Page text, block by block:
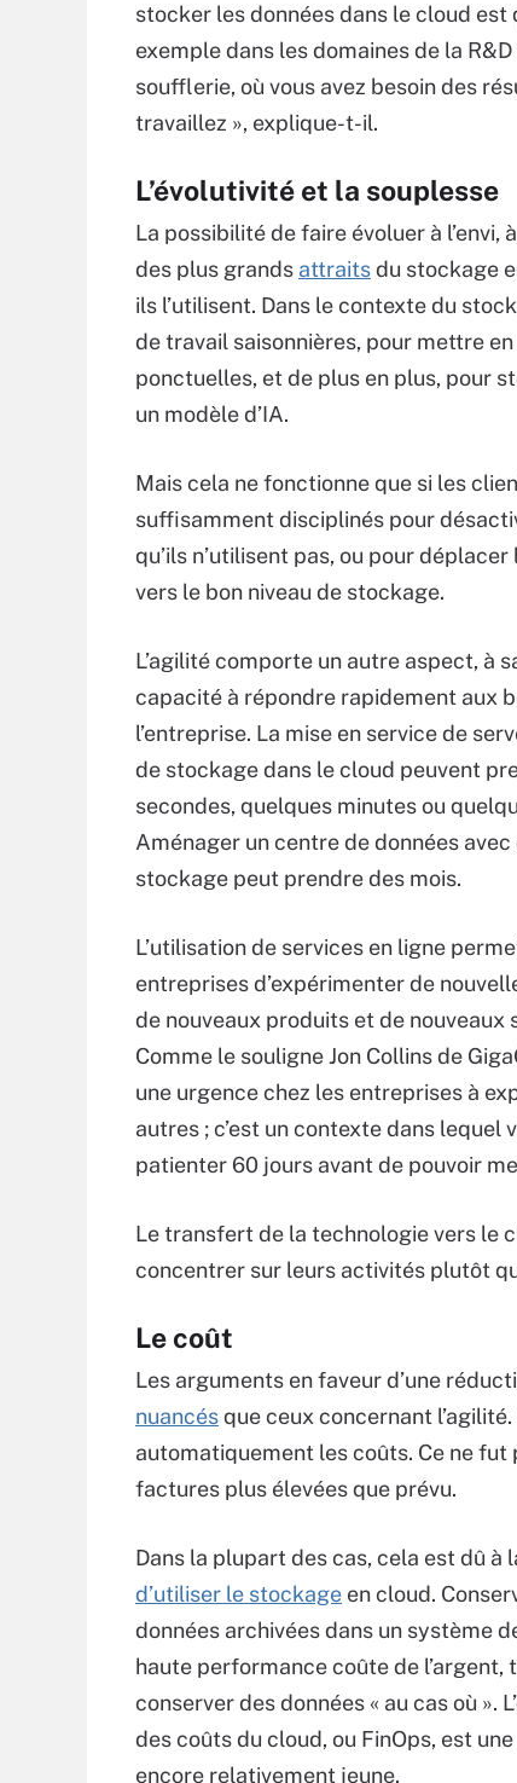
stocker les données dans le cloud
exemple dans les domaines de la
soufflerie, où vous avez besoin des
travaillez », explique-t-il.
L’évolutivité et la souplesse
La possibilité de faire évoluer à l’envi,
des plus grands attraitsdu stockage
ils l’utilisent. Dans le contexte du
de travail saisonnières, pour mettre
ponctuelles, et de plus en plus, pour
un modèle d’IA.
Mais cela ne fonctionne que si les
suffisamment disciplinés pour
qu’ils n’utilisent pas, ou pour déplacer
vers le bon niveau de stockage.
L’agilité comporte un autre aspect, à
capacité à répondre rapidement aux
l’entreprise. La mise en service de
de stockage dans le cloud peuvent
secondes, quelques minutes ou
Aménager un centre de données avec
stockage peut prendre des mois.
L’utilisation de services en ligne
entreprises d’expérimenter de
de nouveaux produits et de nouveaux
Comme le souligne Jon Collins de
une urgence chez les entreprises à
autres ; c’est un contexte dans lequel
patienter 60 jours avant de pouvoir
Le transfert de la technologie vers le
concentrer sur leurs activités plutôt
Le coût
Les arguments en faveur d’une
nuancésque ceux concernant
automatiquement les coûts. Ce ne
factures plus élevées que prévu.
Dans la plupart des cas, cela est dû à
d’utiliser le stockage en cloud.
données archivées dans un système
haute performance coûte de l’argent,
conserver des données « au cas où ».
des coûts du cloud, ou FinOps, est
encore relativement jeune.